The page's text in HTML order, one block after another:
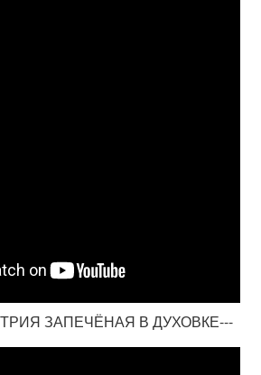
ЗАПЕЧЁНАЯ В ДУХОВКЕ---